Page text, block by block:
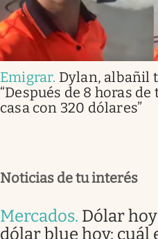
Emigrar. Dylan, albañil
“Después de 8 horas
casa con 320 dólares”
Noticias de tu interés
Mercados. Dólar
dólar blue hoy: cuál